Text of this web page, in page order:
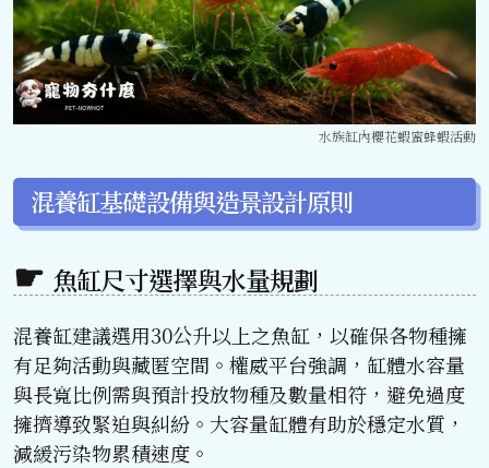
水族缸內櫻花蝦蜜蜂蝦活動
混養缸基礎設備與造景設計原則
魚缸尺寸選擇與水量規劃
混養缸建議選用30公升以上之魚缸，以確保各物種擁
有足夠活動與藏匿空間。權威平台強調，缸體水容量
與長寬比例需與預計投放物種及數量相符，避免過度
擁擠導致緊迫與糾紛。大容量缸體有助於穩定水質，
減緩污染物累積速度。